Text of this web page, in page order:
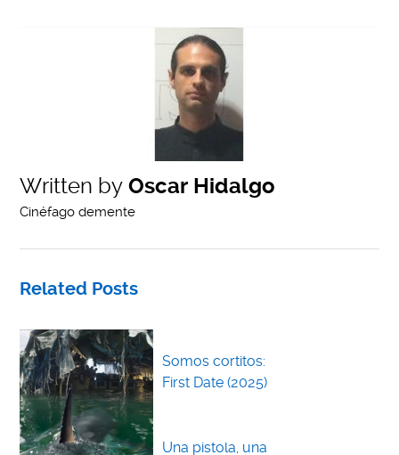
Written by Oscar Hidalgo
Cinéfago demente
Related Posts
Somos cortitos:
First Date (2025)
Una pistola, una